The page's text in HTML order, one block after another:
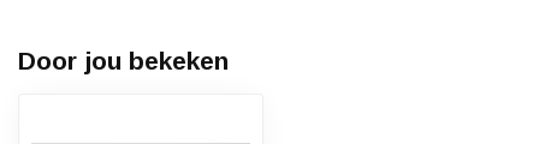
Door jou bekeken